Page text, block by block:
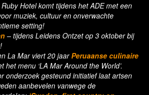
Hotel komt tijdens het ADE met een
muziek, cultuur en onverwachte
setting!
– tijdens Leidens Ontzet op 3 oktober bij
La Mar viert 20 jaarPeruaanse culinaire
het menu ‘LA Mar Around the World’.
onderzoek gesteund initiatief laat artsen
aanbevelen vanwege de